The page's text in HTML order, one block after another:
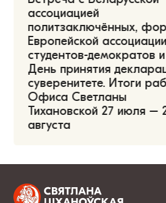
ассоциацией
политзаключённых,
Европейской ассоциации
студентов-демократов и
День принятия
суверенитете. Итоги
Офиса Светланы
Тихановской 27 июля –
августа